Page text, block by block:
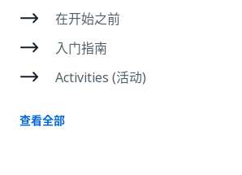
在开始之前
入门指南
Activities (活动)
查看全部